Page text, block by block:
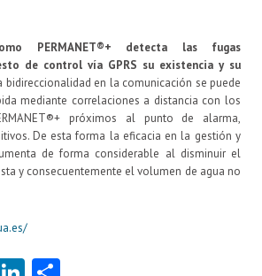
PERMANET®+ detecta las fugas
de control vía GPRS su existencia y su
bidireccionalidad en la comunicación se puede
mediante correlaciones a distancia con los
próximos al punto de alarma,
De esta forma la eficacia en la gestión y
de forma considerable al disminuir el
y consecuentemente el volumen de agua no